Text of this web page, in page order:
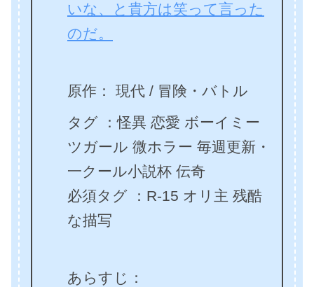
いな、と貴方は笑って言った
のだ。
原作： 現代 / 冒険・バトル
タグ ：怪異 恋愛 ボーイミー
ツガール 微ホラー 毎週更新・
一クール小説杯 伝奇
必須タグ ：R-15 オリ主 残酷
な描写
あらすじ：